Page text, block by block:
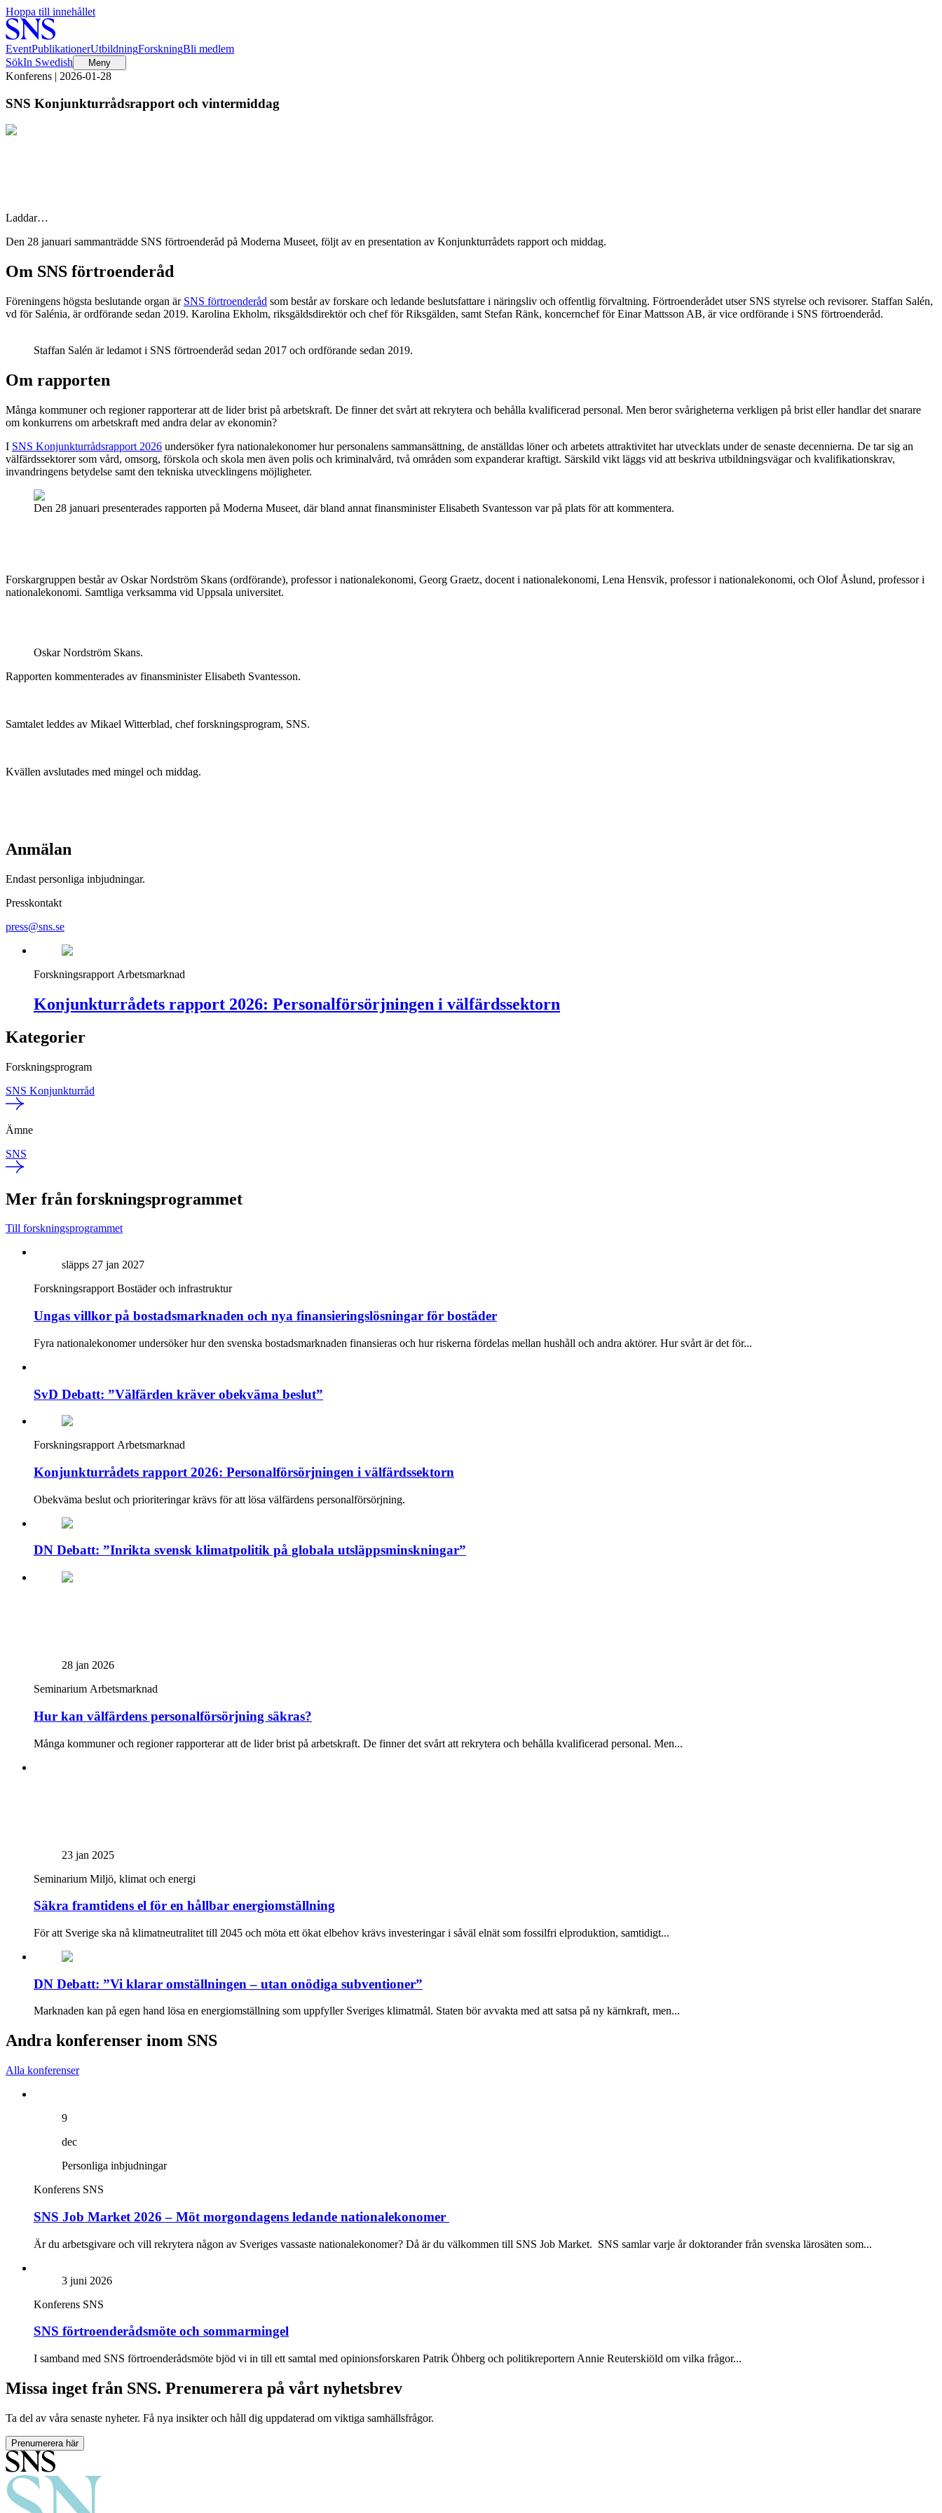
Hoppa till innehållet
EventPublikationerUtbildningForskningBli medlem
SökIn Swedish Meny
Konferens | 2026-01-28
SNS Konjunkturrådsrapport och vintermiddag
Laddar…
Den 28 januari sammanträdde SNS förtroenderåd på Moderna Museet, följt av en presentation av Konjunkturrådets rapport och middag.
Om SNS förtroenderåd
Föreningens högsta beslutande organ är SNS förtroenderåd som består av forskare och ledande beslutsfattare i näringsliv och offentlig förvaltning. Förtroenderådet utser SNS styrelse och revisorer. Staffan Salén,
vd för Salénia, är ordförande sedan 2019. Karolina Ekholm, riksgäldsdirektör och chef för Riksgälden, samt Stefan Ränk, koncernchef för Einar Mattsson AB, är vice ordförande i SNS förtroenderåd.
Staffan Salén är ledamot i SNS förtroenderåd sedan 2017 och ordförande sedan 2019.
Om rapporten
Många kommuner och regioner rapporterar att de lider brist på arbetskraft. De finner det svårt att rekrytera och behålla kvalificerad personal. Men beror svårigheterna verkligen på brist eller handlar det snarare
om konkurrens om arbetskraft med andra delar av ekonomin?
I SNS Konjunkturrådsrapport 2026 undersöker fyra nationalekonomer hur personalens sammansättning, de anställdas löner och arbetets attraktivitet har utvecklats under de senaste decennierna. De tar sig an
välfärdssektorer som vård, omsorg, förskola och skola men även polis och kriminalvård, två områden som expanderar kraftigt. Särskild vikt läggs vid att beskriva utbildningsvägar och kvalifikationskrav,
invandringens betydelse samt den tekniska utvecklingens möjligheter.
Den 28 januari presenterades rapporten på Moderna Museet, där bland annat finansminister Elisabeth Svantesson var på plats för att kommentera.
Forskargruppen består av Oskar Nordström Skans (ordförande), professor i nationalekonomi, Georg Graetz, docent i nationalekonomi, Lena Hensvik, professor i nationalekonomi, och Olof Åslund, professor i
nationalekonomi. Samtliga verksamma vid Uppsala universitet.
Oskar Nordström Skans.
Rapporten kommenterades av finansminister Elisabeth Svantesson.
Samtalet leddes av Mikael Witterblad, chef forskningsprogram, SNS.
Kvällen avslutades med mingel och middag.
Anmälan
Endast personliga inbjudningar.
Presskontakt
press@sns.se
Forskningsrapport Arbetsmarknad
Konjunkturrådets rapport 2026: Personalförsörjningen i välfärdssektorn
Kategorier
Forskningsprogram
SNS Konjunkturråd
Ämne
SNS
Mer från forskningsprogrammet
Till forskningsprogrammet
släpps 27 jan 2027
Forskningsrapport Bostäder och infrastruktur
Ungas villkor på bostadsmarknaden och nya finansieringslösningar för bostäder
Fyra nationalekonomer undersöker hur den svenska bostadsmarknaden finansieras och hur riskerna fördelas mellan hushåll och andra aktörer. Hur svårt är det för...
SvD Debatt: ”Välfärden kräver obekväma beslut”
Forskningsrapport Arbetsmarknad
Konjunkturrådets rapport 2026: Personalförsörjningen i välfärdssektorn
Obekväma beslut och prioriteringar krävs för att lösa välfärdens personalförsörjning.
DN Debatt: ”Inrikta svensk klimatpolitik på globala utsläppsminskningar”
28 jan 2026
Seminarium Arbetsmarknad
Hur kan välfärdens personalförsörjning säkras?
Många kommuner och regioner rapporterar att de lider brist på arbetskraft. De finner det svårt att rekrytera och behålla kvalificerad personal. Men...
23 jan 2025
Seminarium Miljö, klimat och energi
Säkra framtidens el för en hållbar energiomställning
För att Sverige ska nå klimatneutralitet till 2045 och möta ett ökat elbehov krävs investeringar i såväl elnät som fossilfri elproduktion, samtidigt...
DN Debatt: ”Vi klarar omställningen – utan onödiga subventioner”
Marknaden kan på egen hand lösa en energiomställning som upp­fyller Sveriges klimatmål. Staten bör avvakta med att satsa på ny kärnkraft, men...
Andra konferenser inom SNS
Alla konferenser
9
dec
Personliga inbjudningar
Konferens SNS
SNS Job Market 2026 – Möt morgondagens ledande nationalekonomer
Är du arbetsgivare och vill rekrytera någon av Sveriges vassaste nationalekonomer? Då är du välkommen till SNS Job Market. SNS samlar varje år doktorander från svenska lärosäten som...
3 juni 2026
Konferens SNS
SNS förtroenderådsmöte och sommarmingel
I samband med SNS förtroenderådsmöte bjöd vi in till ett samtal med opinionsforskaren Patrik Öhberg och politikreportern Annie Reuterskiöld om vilka frågor...
Missa inget från SNS. Prenumerera på vårt nyhetsbrev
Ta del av våra senaste nyheter. Få nya insikter och håll dig uppdaterad om viktiga samhällsfrågor.
Prenumerera här